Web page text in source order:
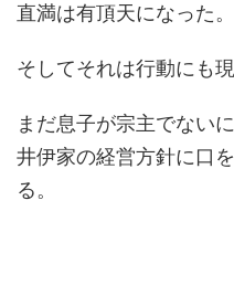
直満は有頂天になった。
そしてそれは行動にも現
まだ息子が宗主でない
井伊家の経営方針に口
る。